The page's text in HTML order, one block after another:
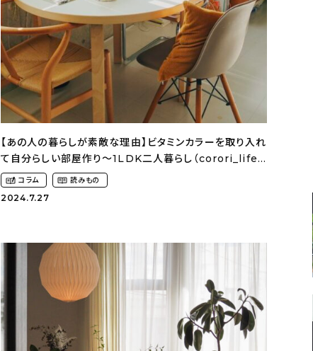
【あの人の暮らしが素敵な理由】ビタミンカラーを取り入れ
て自分らしい部屋作り〜1LDK二人暮らし（corori_lifeさ
ん） コラム 読みもの
2024.7.27